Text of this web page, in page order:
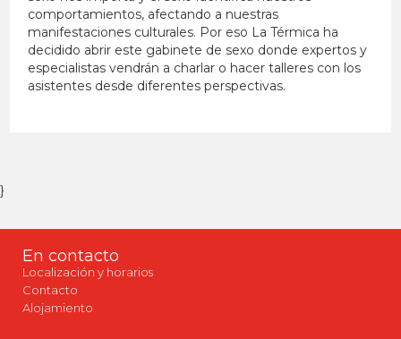
comportamientos, afectando a nuestras
manifestaciones culturales. Por eso La Térmica ha
decidido abrir este gabinete de sexo donde expertos y
especialistas vendrán a charlar o hacer talleres con los
asistentes desde diferentes perspectivas.
}
En contacto
Localización y horarios
Contacto
Alojamiento